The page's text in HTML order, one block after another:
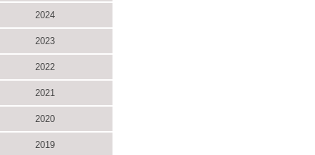
2024
2023
2022
2021
2020
2019